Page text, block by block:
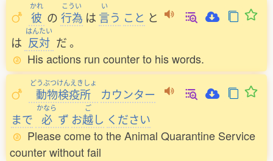
かれ
彼 の
こうい
行為 は
い
言う こと と
は
はんたい
反対 だ。
His actions run counter to his words.
どうぶつけんえきしょ
動物検疫所
カウンター
まで
かなら
必 ず お
ご
越し ください
Please come to the Animal Quarantine Service
counter without fail